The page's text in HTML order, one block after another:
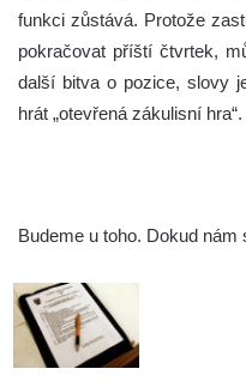
funkci zůstává. Protože
pokračovat příští čtvrtek,
další bitva o pozice, slovy
hrát „otevřená zákulisní hra“.
Budeme u toho. Dokud nám